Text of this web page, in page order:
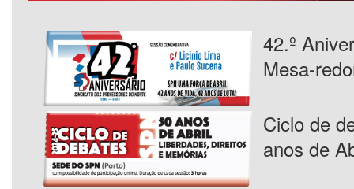
42.º
Mesa-
Ciclo de
anos de